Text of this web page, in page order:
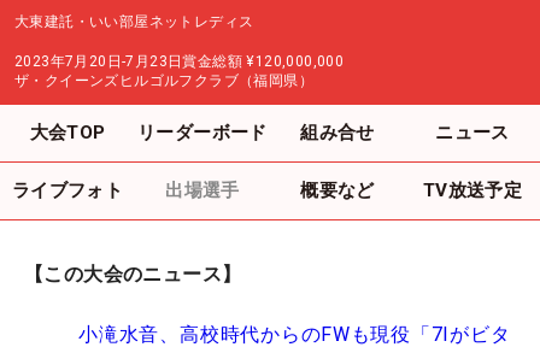
大東建託・いい部屋ネットレディス
2023年7月20日-7月23日賞金総額 ¥120,000,000
ザ・クイーンズヒルゴルフクラブ（福岡県）
大会TOP リーダーボード 組み合せ ニュース
ライブフォト 出場選手 概要など TV放送予定
【この大会のニュース】
小滝水音、高校時代からのFWも現役「7Iがビタ